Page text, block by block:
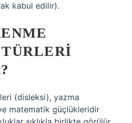
kabul edilir).
(disleksi), yazma
matematik güçlükleridir